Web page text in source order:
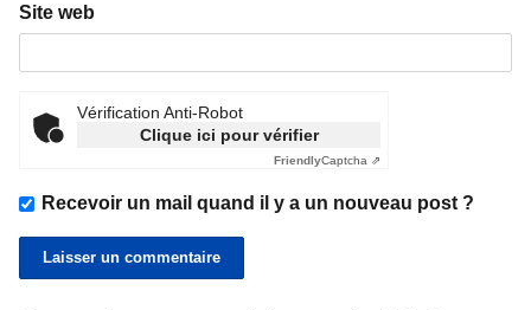
Site web
Vérification Anti-Robot
Clique ici pour vérifier
FriendlyCaptcha ⇗
Recevoir un mail quand il y a un nouveau post ?